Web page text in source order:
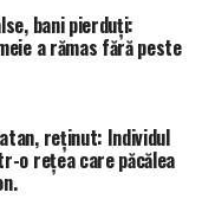
bani pierduți:
a rămas fără peste
reținut: Individul
o rețea care păcălea